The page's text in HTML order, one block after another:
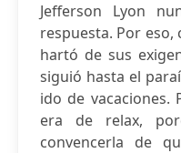
Jefferson Lyon
respuesta. Por
hartó de sus
siguió hasta el
ido de vacaciones.
era de relax,
convencerla de